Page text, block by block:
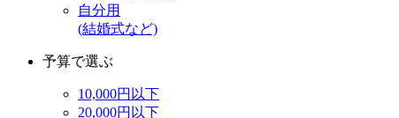
自分用
(結婚式など)
予算で選ぶ
10,000円以下
20,000円以下